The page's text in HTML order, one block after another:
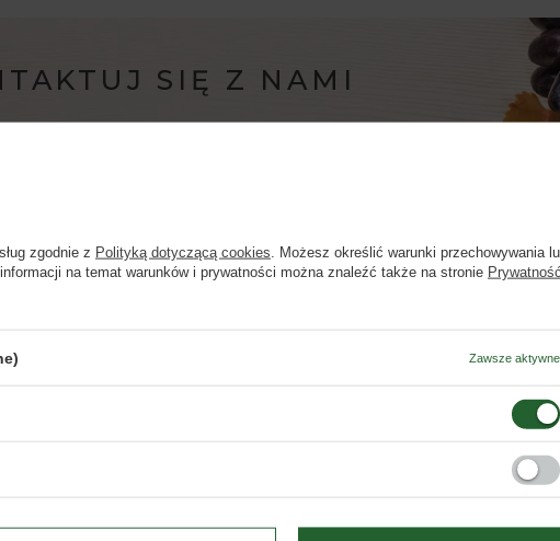
SIĘ Z NAMI
ukończone 18 lat?
zgodnie z Polityką dotyczącą cookies . Możesz określić warunki przechowywania
na temat warunków i prywatności można znaleźć także na stronie Prywatność
Zawsze aktywne